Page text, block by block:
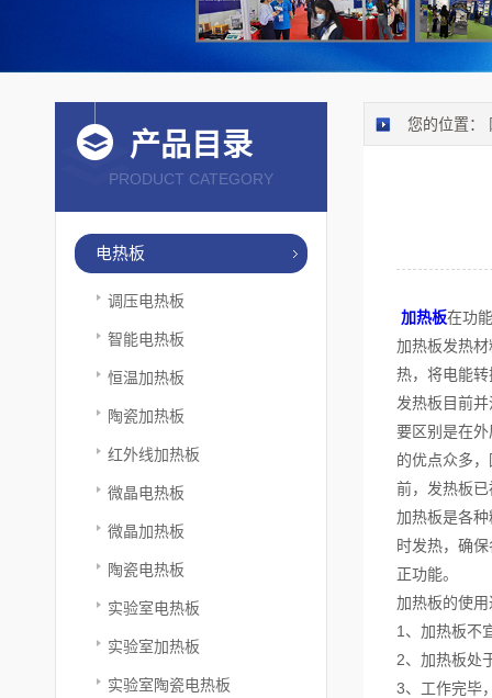
产品目录
PRODUCT CATEGORY
电热板
调压电热板
智能电热板
恒温加热板
陶瓷加热板
红外线加热板
微晶电热板
微晶加热板
陶瓷电热板
实验室电热板
实验室加热板
实验室陶瓷电热板
您的位置：
加热板在功
加热板发热
热，将电能
发热板目前
要区别是在
的优点众多
前，发热板
加热板是各
时发热，确
正功能。
加热板的使
1、加热板不
2、加热板处
3、工作完毕